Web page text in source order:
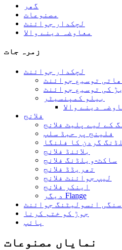
گھر
مصنوعات
لچکدار جوائنٹ
معاوضہ دینے والا
زمرہ جات
لچکدار جوائنٹ
توسیع جوائنٹ
کی توسیع جوائنٹ
بیلو کمپنسیٹر
دینے والا
فلانج
کے لیے پلیٹ فلانج
فلینج پر حبڈ سلپ
گردن کا فلنگا
بلائنڈ فلانج
ساکٹ-ویلڈنگ فلانج
تھریڈڈ فلانج
لیپ جوائنٹ فلانج
اینکر فلانج
دیگر Flange
سنگی انسولیٹنگ جوائنٹ
جوڑ کو ختم کرنا
پائپ
نمایاں مصنوعات